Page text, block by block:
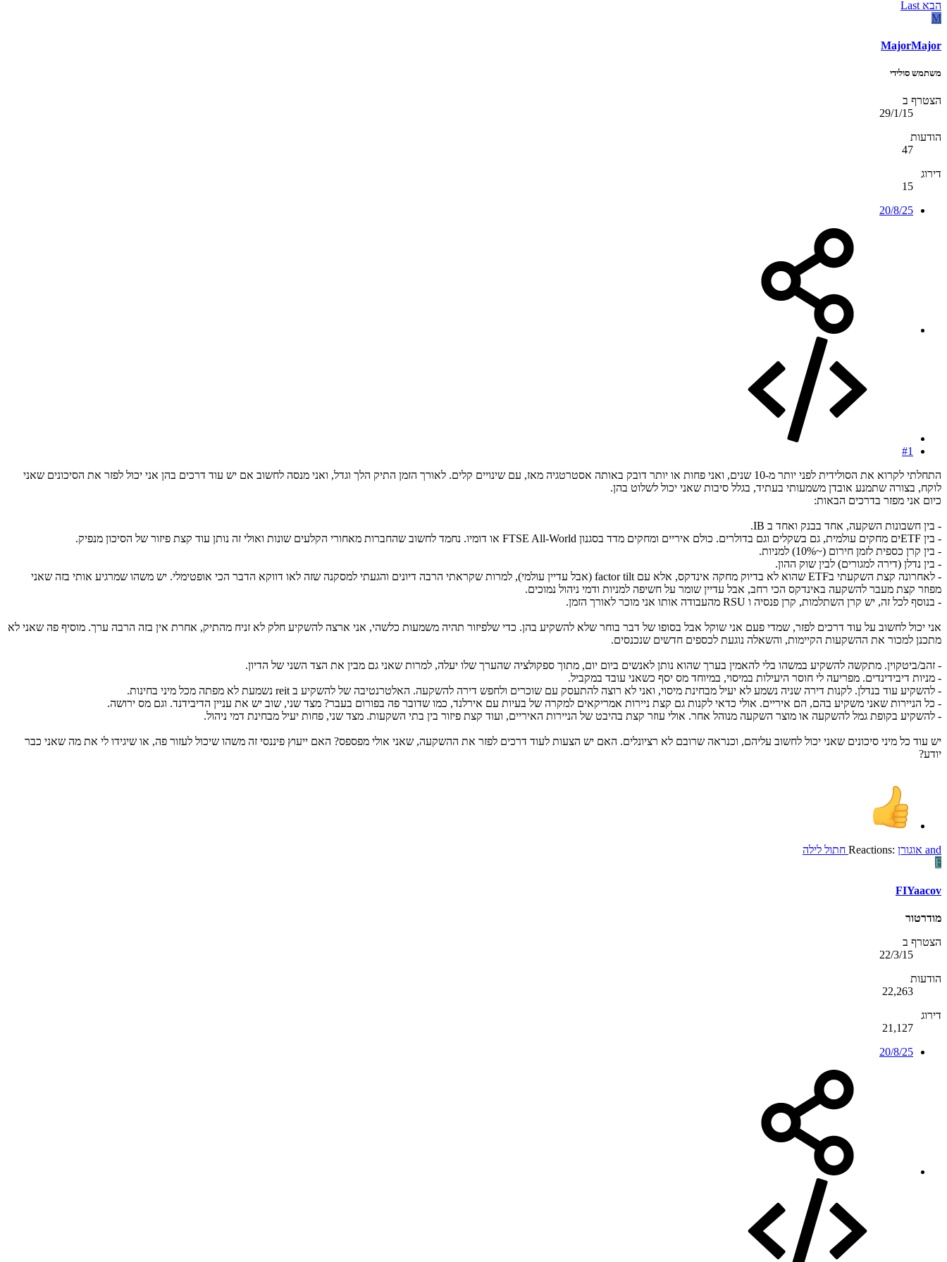
הבא Last
M
MajorMajor
משתמש סולידי
הצטרף ב
29/1/15
הודעות
47
דירוג
15
20/8/25
#1
התחלתי לקרוא את הסולידית לפני יותר מ-10 שנים, ואני פחות או יותר דובק באותה אסטרטגיה מאז, עם שינויים קלים. לאורך הזמן התיק הלך וגדל, ואני מנסה לחשוב אם יש עוד דרכים בהן אני יכול לפזר את הסיכונים שאני
לוקח, בצורה שתמנע אובדן משמעותי בעתיד, בגלל סיבות שאני יכול לשלוט בהן.
כיום אני מפזר בדרכים הבאות:
- בין חשבונות השקעה, אחד בבנק ואחד ב IB.
- בין ETFים מחקים עולמית, גם בשקלים וגם בדולרים. כולם איריים ומחקים מדד בסגנון FTSE All-World או דומיו. נחמד לחשוב שהחברות מאחורי הקלעים שונות ואולי זה נותן עוד קצת פיזור של הסיכון מנפיק.
- בין קרן כספית לזמן חירום (~10%) למניות.
- בין נדלן (דירה למגורים) לבין שוק ההון.
- לאחרונה קצת השקעתי בETF שהוא לא בדיוק מחקה אינדקס, אלא עם factor tilt (אבל עדיין עולמי), למרות שקראתי הרבה דיונים והגעתי למסקנה שזה לאו דווקא הדבר הכי אופטימלי. יש משהו שמרגיע אותי בזה שאני
מפוזר קצת מעבר להשקעה באינדקס הכי רחב, אבל עדיין שומר על חשיפה למניות ודמי ניהול נמוכים.
- בנוסף לכל זה, יש קרן השתלמות, קרן פנסיה ו RSU מהעבודה אותו אני מוכר לאורך הזמן.
אני יכול לחשוב על עוד דרכים לפזר, שמדי פעם אני שוקל אבל בסופו של דבר בוחר שלא להשקיע בהן. כדי שלפיזור תהיה משמעות כלשהי, אני ארצה להשקיע חלק לא זניח מהתיק, אחרת אין בזה הרבה ערך. מוסיף פה שאני לא
מתכנן למכור את ההשקעות הקיימות, והשאלה נוגעת לכספים חדשים שנכנסים.
- זהב/ביטקוין. מתקשה להשקיע במשהו בלי להאמין בערך שהוא נותן לאנשים ביום יום, מתוך ספקולציה שהערך שלו יעלה, למרות שאני גם מבין את הצד השני של הדיון.
- מניות דיבידינדים. מפריעה לי חוסר היעילות במיסוי, במיוחד מס יסף כשאני עובד במקביל.
- להשקיע עוד בנדלן. לקנות דירה שניה נשמע לא יעיל מבחינת מיסוי, ואני לא רוצה להתעסק עם שוכרים ולחפש דירה להשקעה. האלטרנטיבה של להשקיע ב reit נשמעת לא מפתה מכל מיני בחינות.
- כל הניירות שאני משקיע בהם, הם איריים. אולי כדאי לקנות גם קצת ניירות אמריקאים למקרה של בעיות עם אירלנד, כמו שדובר פה בפורום בעבר? מצד שני, שוב יש את עניין הדיבידנד. וגם מס ירושה.
- להשקיע בקופת גמל להשקעה או מוצר השקעה מנוהל אחר. אולי עוזר קצת בהיבט של הניירות האיריים, ועוד קצת פיזור בין בתי השקעות. מצד שני, פחות יעיל מבחינת דמי ניהול.
יש עוד כל מיני סיכונים שאני יכול לחשוב עליהם, וכנראה שרובם לא רציונלים. האם יש הצעות לעוד דרכים לפזר את ההשקעה, שאני אולי מפספס? האם ייעוץ פיננסי זה משהו שיכול לעזור פה, או שיגידו לי את מה שאני כבר
יודע?
Reactions: אוגורן and
חתול לילה
F
FIYaacov
מודרטור
הצטרף ב
22/3/15
הודעות
22,263
דירוג
21,127
20/8/25